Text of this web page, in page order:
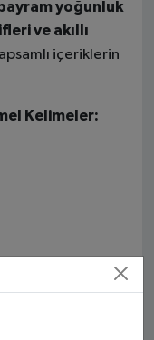
yoğunluk
ve akıllı
içeriklerin
Kelimeler: